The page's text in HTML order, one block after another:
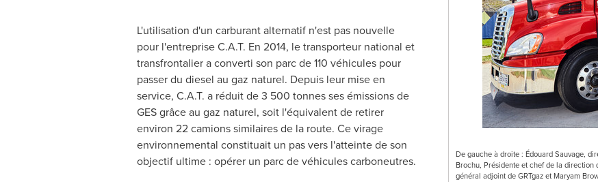
De gauche à droite : Édouard Sauvage,
Brochu, Présidente et chef de la direction
général adjoint de GRTgaz et Maryam
L'utilisation d'un carburant alternatif n'est pas nouvelle
pour l'entreprise C.A.T. En 2014, le transporteur national et
transfrontalier a converti son parc de 110 véhicules pour
passer du diesel au gaz naturel. Depuis leur mise en
service, C.A.T. a réduit de 3 500 tonnes ses émissions de
GES grâce au gaz naturel, soit l'équivalent de retirer
environ 22 camions similaires de la route. Ce virage
environnemental constituait un pas vers l'atteinte de son
objectif ultime : opérer un parc de véhicules carboneutres.